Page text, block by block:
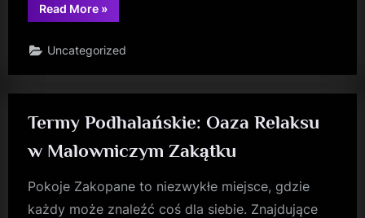
Read More“Baseny
w
Jasia:
i
Dniu”
»
Uncategorized
Termy Podhalańskie: Oaza Relaksu
w Malowniczym Zakątku
Pokoje Zakopane to niezwykłe miejsce, gdzie
każdy może znaleźć coś dla siebie. Znajdujące